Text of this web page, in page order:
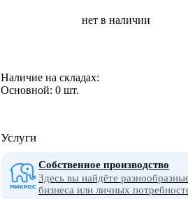
нет в наличии
Наличие на складах:
Основной:0 шт.
Услуги
Собственное производство
Здесь вы найдёте
бизнеса или личных